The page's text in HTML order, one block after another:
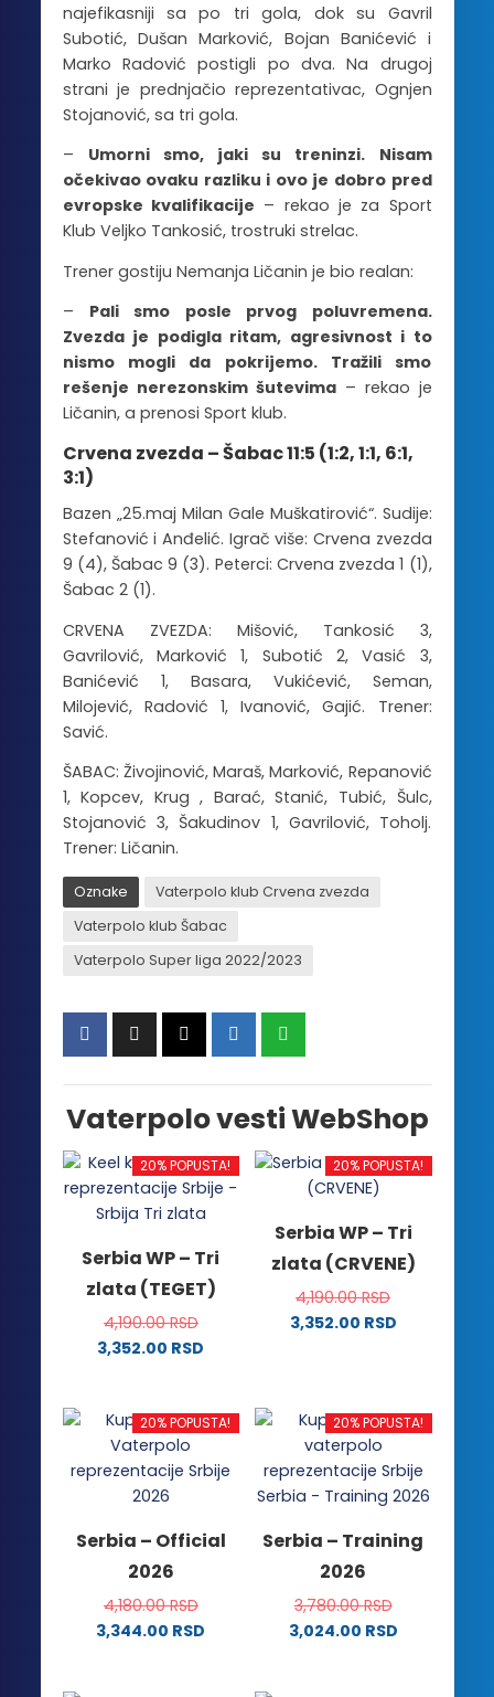
najefikasniji sa po tri gola, dok su Gavril
Subotić, Dušan Marković, Bojan Banićević i
Marko Radović postigli po dva. Na drugoj
strani je prednjačio reprezentativac, Ognjen
Stojanović, sa tri gola.
– Umorni smo, jaki su treninzi. Nisam
očekivao ovaku razliku i ovo je dobro pred
evropske kvalifikacije – rekao je za Sport
Klub Veljko Tankosić, trostruki strelac.
Trener gostiju Nemanja Ličanin je bio realan:
– Pali smo posle prvog poluvremena.
Zvezda je podigla ritam, agresivnost i to
nismo mogli da pokrijemo. Tražili smo
rešenje nerezonskim šutevima– rekao je
Ličanin, a prenosi Sport klub.
Crvena zvezda – Šabac 11:5 (1:2, 1:1, 6:1,
3:1)
Bazen „25.maj Milan Gale Muškatirović“. Sudije:
Stefanović i Anđelić. Igrač više: Crvena zvezda
9 (4), Šabac 9 (3). Peterci: Crvena zvezda 1 (1),
Šabac 2 (1).
CRVENA ZVEZDA: Mišović, Tankosić 3,
Gavrilović, Marković 1, Subotić 2, Vasić 3,
Banićević 1, Basara, Vukićević, Seman,
Milojević, Radović 1, Ivanović, Gajić. Trener:
Savić.
ŠABAC: Živojinović, Maraš, Marković, Repanović
1, Kopcev, Krug , Barać, Stanić, Tubić, Šulc,
Stojanović 3, Šakudinov 1, Gavrilović, Toholj.
Trener: Ličanin.
Oznake
Vaterpolo klub Crvena zvezda
Vaterpolo klub Šabac
Vaterpolo Super liga 2022/2023
Vaterpolo vesti WebShop
20% POPUSTA!
Serbia WP – Tri
zlata (TEGET)
4,190.00RSD
3,352.00 RSD
ima
više
varijanti.
Opcije
biti
izabrane
na
stranici
20% POPUSTA!
Serbia WP – Tri
zlata (CRVENE)
4,190.00RSD
3,352.00 RSD
više
varijanti.
Opcije
mogu
izabrane
na
stranici
proizvoda.
20% POPUSTA!
Serbia – Official
2026
4,180.00RSD
3,344.00 RSD
20% POPUSTA!
Serbia – Training
2026
3,780.00RSD
3,024.00 RSD